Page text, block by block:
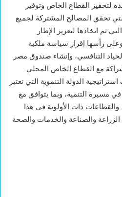
لتحفيز القطاع الخاص وتوفير
تحقق المصالح المشتركة لجميع
تم اتخاذها لتعزيز الإطار
رأسها إقرار سياسة ملكية
التنافسي، وإنشاء صندوق مصر
مع القطاع الخاص المحلي
الدولة التنموية التي تعتبر
مسيرة التنمية، وبما يتوافق مع
والقطاعات ذات الأولوية في هذا
والصناعة والخدمات والصحة